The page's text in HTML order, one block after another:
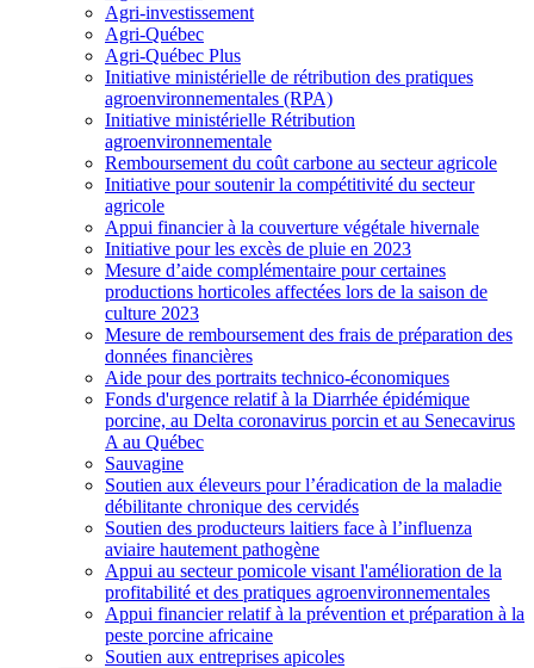
Agri-investissement
Agri-Québec
Agri-Québec Plus
Initiative ministérielle de rétribution des pratiques
agroenvironnementales (RPA)
Initiative ministérielle Rétribution
agroenvironnementale
Remboursement du coût carbone au secteur agricole
Initiative pour soutenir la compétitivité du secteur
agricole
Appui financier à la couverture végétale hivernale
Initiative pour les excès de pluie en 2023
Mesure d’aide complémentaire pour certaines
productions horticoles affectées lors de la saison de
culture 2023
Mesure de remboursement des frais de préparation des
données financières
Aide pour des portraits technico-économiques
Fonds d'urgence relatif à la Diarrhée épidémique
porcine, au Delta coronavirus porcin et au Senecavirus
A au Québec
Sauvagine
Soutien aux éleveurs pour l’éradication de la maladie
débilitante chronique des cervidés
Soutien des producteurs laitiers face à l’influenza
aviaire hautement pathogène
Appui au secteur pomicole visant l'amélioration de la
profitabilité et des pratiques agroenvironnementales
Appui financier relatif à la prévention et préparation à la
peste porcine africaine
Soutien aux entreprises apicoles